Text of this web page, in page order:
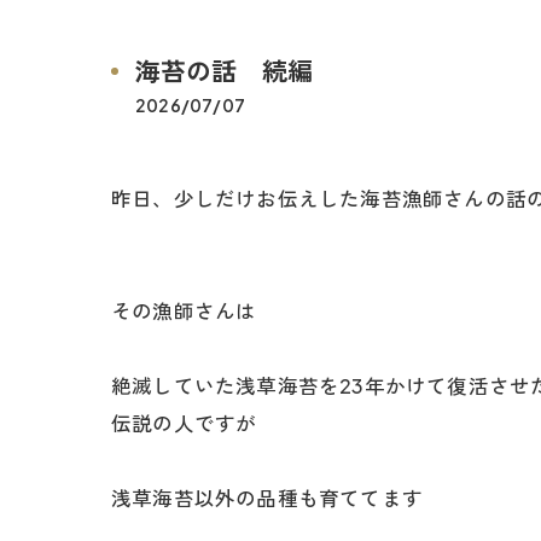
海苔の話 続編
2026/07/07
昨日、少しだけお伝えした海苔漁師さんの話
その漁師さんは
絶滅していた浅草海苔を23年かけて復活させ
伝説の人ですが
浅草海苔以外の品種も育ててます